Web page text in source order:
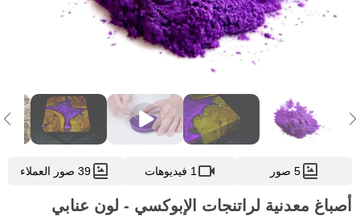
5 صور 1 فيديوهات 39 صور العملاء
أصباغ معدنية لراتنجات الإبوكسي - لون عنابي